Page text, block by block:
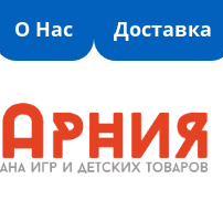
О Нас Доставка